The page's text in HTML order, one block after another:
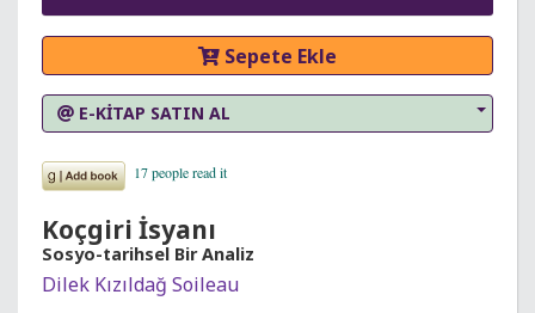
Sepete Ekle
E-KİTAP SATIN AL
Koçgiri İsyanı
Sosyo-tarihsel Bir Analiz
Dilek Kızıldağ Soileau